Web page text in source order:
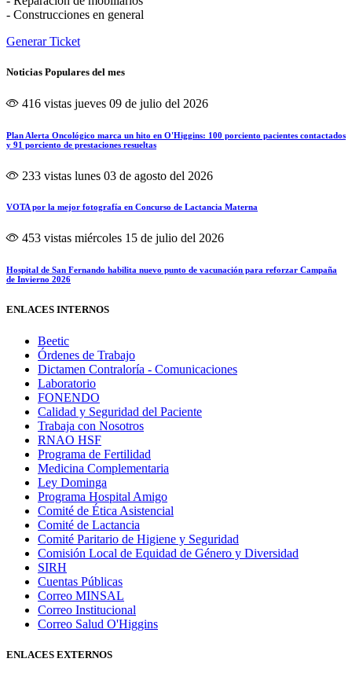
- Construcciones en general
Generar Ticket
Noticias Populares del mes
416 vistas jueves 09 de julio del 2026
Plan Alerta Oncológico marca un hito en O'Higgins: 100 porciento pacientes contactados
y 91 porciento de prestaciones resueltas
233 vistas lunes 03 de agosto del 2026
VOTA por la mejor fotografía en Concurso de Lactancia Materna
453 vistas miércoles 15 de julio del 2026
Hospital de San Fernando habilita nuevo punto de vacunación para reforzar Campaña
de Invierno 2026
ENLACES INTERNOS
Beetic
Órdenes de Trabajo
Dictamen Contraloría - Comunicaciones
Laboratorio
FONENDO
Calidad y Seguridad del Paciente
Trabaja con Nosotros
RNAO HSF
Programa de Fertilidad
Medicina Complementaria
Ley Dominga
Programa Hospital Amigo
Comité de Ética Asistencial
Comité de Lactancia
Comité Paritario de Higiene y Seguridad
Comisión Local de Equidad de Género y Diversidad
SIRH
Cuentas Públicas
Correo MINSAL
Correo Institucional
Correo Salud O'Higgins
ENLACES EXTERNOS